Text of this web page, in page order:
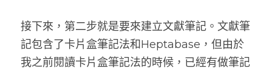
接下來，第二步就是要來建立文獻筆記。文獻筆
記包含了卡片盒筆記法和Heptabase，但由於
我之前閱讀卡片盒筆記法的時候，已經有做筆記